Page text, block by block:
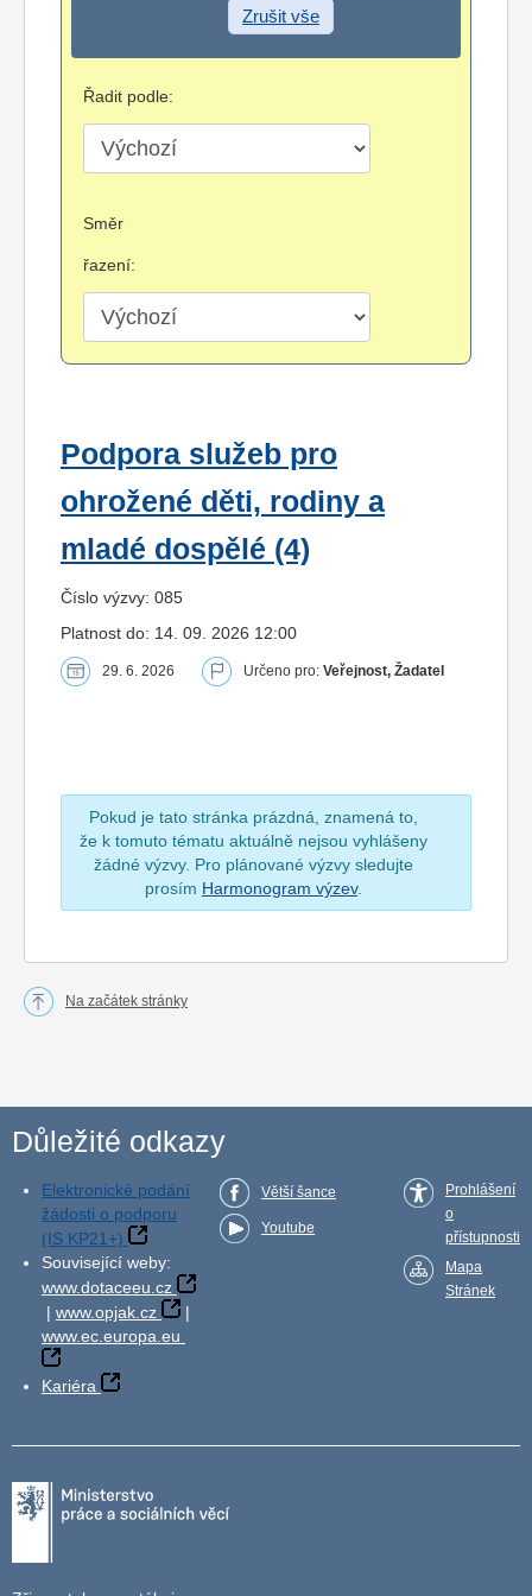
Zrušit vše
Řadit podle:
Směr
řazení:
Podpora služeb pro
ohrožené děti, rodiny a
mladé dospělé (4)
Číslo výzvy: 085
Platnost do: 14. 09. 2026 12:00
29. 6. 2026 Určeno pro: Veřejnost, Žadatel
Pokud je tato stránka prázdná, znamená to,
že k tomuto tématu aktuálně nejsou vyhlášeny
žádné výzvy. Pro plánované výzvy sledujte
prosím Harmonogram výzev.
Na začátek stránky
Důležité odkazy
Elektronické podání
žádosti o podporu
(IS KP21+)
Související weby:
www.dotaceeu.cz
| www.opjak.cz
|
www.ec.europa.eu
Kariéra
Větší šance
Youtube
Prohlášení
o
přístupnosti
Mapa
Stránek